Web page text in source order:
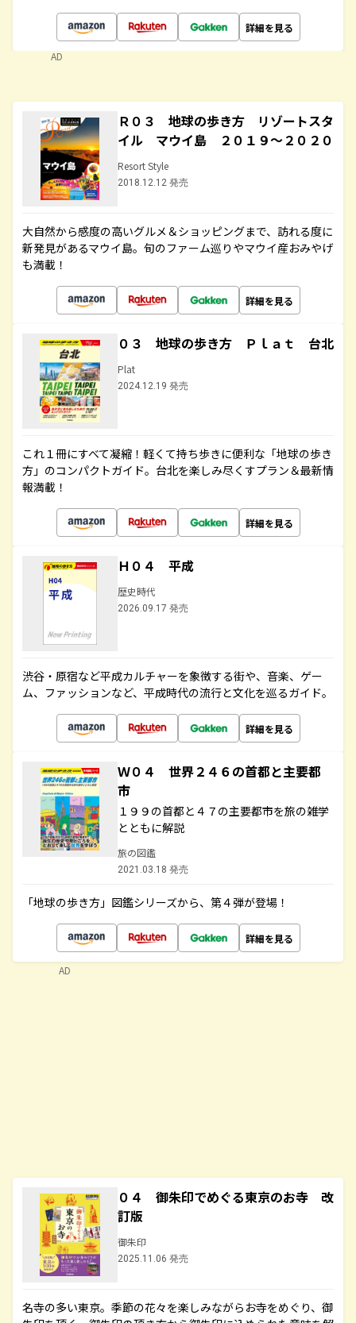
詳細を見る
AD
Ｒ０３ 地球の歩き方 リゾートスタ
イル マウイ島 ２０１９～２０２０
Resort Style
2018.12.12 発売
大自然から感度の高いグルメ＆ショッピングまで、訪れる度に
新発見があるマウイ島。旬のファーム巡りやマウイ産おみやげ
も満載！
詳細を見る
０３ 地球の歩き方 Ｐｌａｔ 台北
Plat
2024.12.19 発売
これ１冊にすべて凝縮！軽くて持ち歩きに便利な「地球の歩き
方」のコンパクトガイド。台北を楽しみ尽くすプラン＆最新情
報満載！
詳細を見る
Ｈ０４ 平成
歴史時代
2026.09.17 発売
渋谷・原宿など平成カルチャーを象徴する街や、音楽、ゲー
ム、ファッションなど、平成時代の流行と文化を巡るガイド。
詳細を見る
Ｗ０４ 世界２４６の首都と主要都
市
１９９の首都と４７の主要都市を旅の雑学
とともに解説
旅の図鑑
2021.03.18 発売
「地球の歩き方」図鑑シリーズから、第４弾が登場！
詳細を見る
０４ 御朱印でめぐる東京のお寺 改
訂版
御朱印
2025.11.06 発売
名寺の多い東京。季節の花々を楽しみながらお寺をめぐり、御
AD